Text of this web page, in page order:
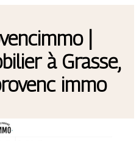
|
à Grasse,
immo